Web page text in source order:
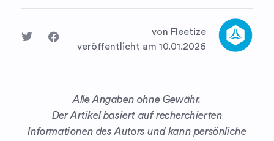
von Fleetize
veröffentlicht am 10.01.2026
Alle Angaben ohne Gewähr.
Der Artikel basiert auf recherchierten
Informationen des Autors und kann persönliche